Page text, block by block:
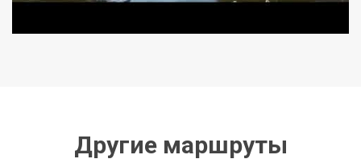
Другие маршруты